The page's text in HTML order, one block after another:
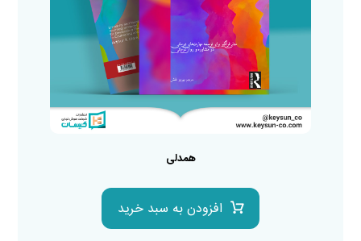
همدلی
افزودن به سبد خرید